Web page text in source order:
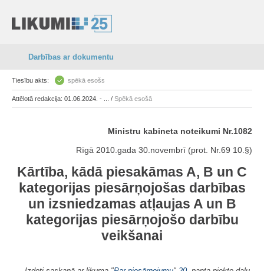
Darbības ar dokumentu
Tiesību akts: spēkā esošs
Attēlotā redakcija: 01.06.2024. - ... / Spēkā esošā
Ministru kabineta noteikumi Nr.1082
Rīgā 2010.gada 30.novembrī (prot. Nr.69 10.§)
Kārtība, kādā piesakāmas A, B un C
kategorijas piesārņojošas darbības
un izsniedzamas atļaujas A un B
kategorijas piesārņojošo darbību
veikšanai